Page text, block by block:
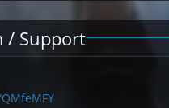
/ Support